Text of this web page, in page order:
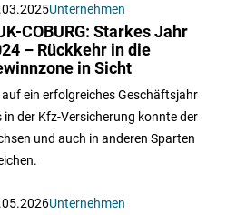
Unternehmen
COBURG: Starkes Jahr
– Rückkehr in die
in Sicht
auf ein erfolgreiches Geschäftsjahr
der Kfz-Versicherung konnte der
und auch in anderen Sparten
Unternehmen